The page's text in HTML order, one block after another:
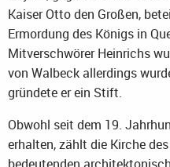
Kaiser Otto den Großen,
Ermordung des Königs in
Mitverschwörer Heinrichs
von Walbeck allerdings
gründete er ein Stift.
Obwohl seit dem 19.
erhalten, zählt die Kirche